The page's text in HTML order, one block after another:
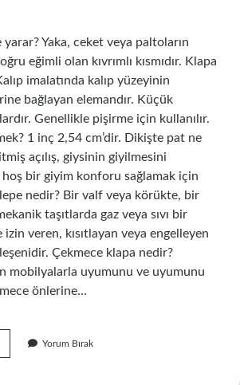
Yaka, ceket veya paltoların
eğimli olan kıvrımlı kısmıdır. Klapa
imalatında kalıp yüzeyinin
bağlayan elemandır. Küçük
Genellikle pişirme için kullanılır.
1 inç 2,54 cm’dir. Dikişte pat ne
açılış, giysinin giyilmesini
hoş bir giyim konforu sağlamak için
nedir? Bir valf veya körükte, bir
taşıtlarda gaz veya sıvı bir
izin veren, kısıtlayan veya engelleyen
Çekmece klapa nedir?
mobilyalarla uyumunu ve uyumunu
önlerine…
Yorum Bırak